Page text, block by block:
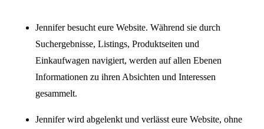
Jennifer besucht eure Website. Während sie durch
Suchergebnisse, Listings, Produktseiten und
Einkaufwagen navigiert, werden auf allen Ebenen
Informationen zu ihren Absichten und Interessen
gesammelt.
Jennifer wird abgelenkt und verlässt eure Website, ohne